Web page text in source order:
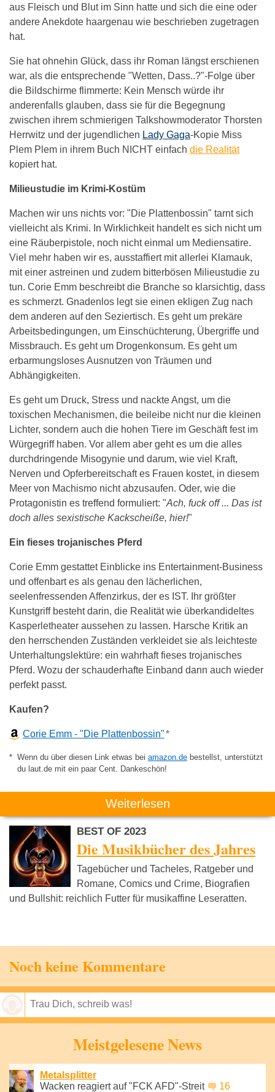
aus Fleisch und Blut im Sinn hatte und sich die eine oder
andere Anekdote haargenau wie beschrieben zugetragen
hat.
Sie hat ohnehin Glück, dass ihr Roman längst erschienen
war, als die entsprechende "Wetten, Dass..?"-Folge über
die Bildschirme flimmerte: Kein Mensch würde ihr
anderenfalls glauben, dass sie für die Begegnung
zwischen ihrem schmierigen Talkshowmoderator Thorsten
Herrwitz und der jugendlichen Lady Gaga-Kopie Miss
Plem Plem in ihrem Buch NICHT einfach die Realität
kopiert hat.
Milieustudie im Krimi-Kostüm
Machen wir uns nichts vor: "Die Plattenbossin" tarnt sich
vielleicht als Krimi. In Wirklichkeit handelt es sich nicht um
eine Räuberpistole, noch nicht einmal um Mediensatire.
Viel mehr haben wir es, ausstaffiert mit allerlei Klamauk,
mit einer astreinen und zudem bitterbösen Milieustudie zu
tun. Corie Emm beschreibt die Branche so klarsichtig, dass
es schmerzt. Gnadenlos legt sie einen ekligen Zug nach
dem anderen auf den Seziertisch. Es geht um prekäre
Arbeitsbedingungen, um Einschüchterung, Übergriffe und
Missbrauch. Es geht um Drogenkonsum. Es geht um
erbarmungsloses Ausnutzen von Träumen und
Abhängigkeiten.
Es geht um Druck, Stress und nackte Angst, um die
toxischen Mechanismen, die beileibe nicht nur die kleinen
Lichter, sondern auch die hohen Tiere im Geschäft fest im
Würgegriff haben. Vor allem aber geht es um die alles
durchdringende Misogynie und darum, wie viel Kraft,
Nerven und Opferbereitschaft es Frauen kostet, in diesem
Meer von Machismo nicht abzusaufen. Oder, wie die
Protagonistin es treffend formuliert: "Ach, fuck off ... Das ist
doch alles sexistische Kackscheiße, hier!"
Ein fieses trojanisches Pferd
Corie Emm gestattet Einblicke ins Entertainment-Business
und offenbart es als genau den lächerlichen,
seelenfressenden Affenzirkus, der es IST. Ihr größter
Kunstgriff besteht darin, die Realität wie überkandideltes
Kasperletheater aussehen zu lassen. Harsche Kritik an
den herrschenden Zuständen verkleidet sie als leichteste
Unterhaltungslektüre: ein wahrhaft fieses trojanisches
Pferd. Wozu der schauderhafte Einband dann auch wieder
perfekt passt.
Kaufen?
Corie Emm - "Die Plattenbossin"*
Wenn du über diesen Link etwas bei amazon.debestellst, unterstützt
du laut.de mit ein paar Cent. Dankeschön!
Weiterlesen
BEST OF 2023
Die Musikbücher des Jahres
Tagebücher und Tacheles, Ratgeber und
Romane, Comics und Crime, Biografien
und Bullshit: reichlich Futter für musikaffine Leseratten.
Noch keine Kommentare
Meistgelesene News
Metalsplitter
Wacken reagiert auf "FCK AFD"-Streit
16